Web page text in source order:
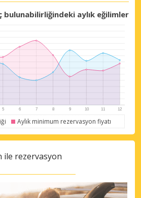
aylık eğilimler
Aylık minimum rezervasyon fiyatı
ile rezervasyon